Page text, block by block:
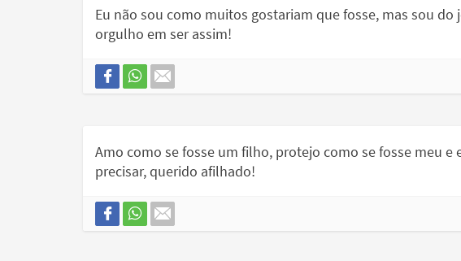
Eu não sou como muitos gostariam que fosse, mas sou do
orgulho em ser assim!
Amo como se fosse um filho, protejo como se fosse meu
precisar, querido afilhado!